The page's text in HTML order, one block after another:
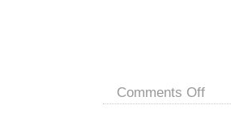
Comments Off